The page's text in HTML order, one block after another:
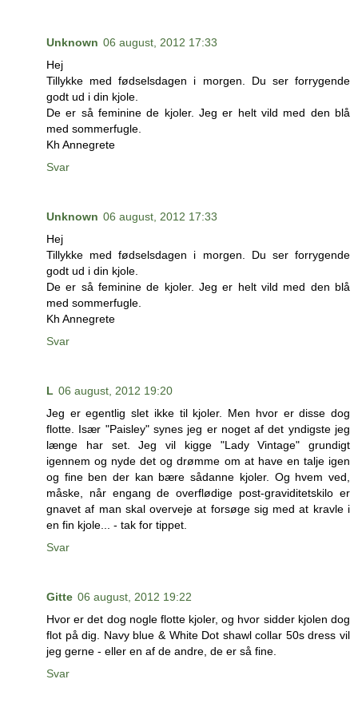
Unknown 06 august, 2012 17:33
Hej
Tillykke med fødselsdagen i morgen. Du ser forrygende
godt ud i din kjole.
De er så feminine de kjoler. Jeg er helt vild med den blå
med sommerfugle.
Kh Annegrete
Svar
Unknown 06 august, 2012 17:33
Hej
Tillykke med fødselsdagen i morgen. Du ser forrygende
godt ud i din kjole.
De er så feminine de kjoler. Jeg er helt vild med den blå
med sommerfugle.
Kh Annegrete
Svar
L 06 august, 2012 19:20
Jeg er egentlig slet ikke til kjoler. Men hvor er disse dog
flotte. Især "Paisley" synes jeg er noget af det yndigste jeg
længe har set. Jeg vil kigge "Lady Vintage" grundigt
igennem og nyde det og drømme om at have en talje igen
og fine ben der kan bære sådanne kjoler. Og hvem ved,
måske, når engang de overflødige post-graviditetskilo er
gnavet af man skal overveje at forsøge sig med at kravle i
en fin kjole... - tak for tippet.
Svar
Gitte 06 august, 2012 19:22
Hvor er det dog nogle flotte kjoler, og hvor sidder kjolen dog
flot på dig. Navy blue & White Dot shawl collar 50s dress vil
jeg gerne - eller en af de andre, de er så fine.
Svar